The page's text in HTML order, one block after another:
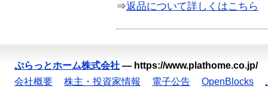
⇒返品について詳しくはこちら
ぷらっとホーム株式会社 — https://www.plathome.co.jp/
会社概要
株主・投資家情報 電子公告 OpenBlocks